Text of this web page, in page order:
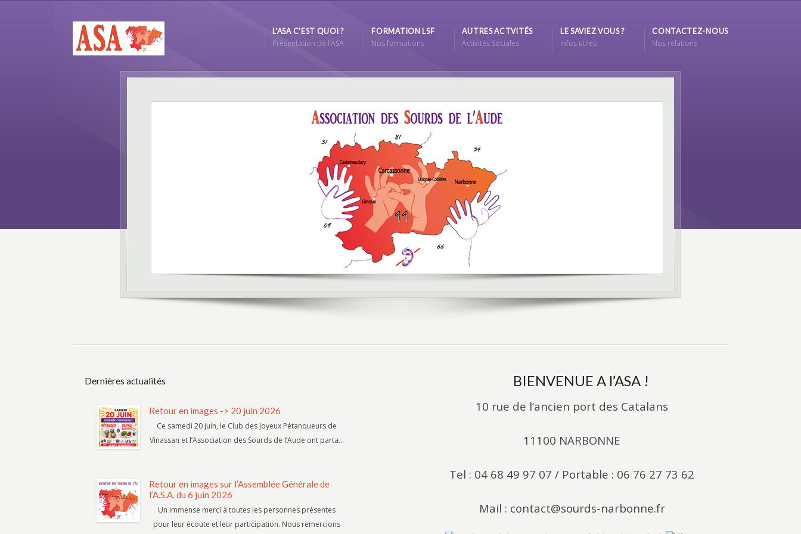
L’ASA C’EST QUOI ?
Présentation de l’ASA
FORMATION LSF
Nos formations
AUTRES ACTVITÉS
Activités Sociales
LE SAVIEZ VOUS ?
Infos utiles
CONTACTEZ-NOUS
Nos relations
Dernières actualités
Retour en images -> 20 juin 2026
Ce samedi 20 juin, le Club des Joyeux Pétanqueurs de
Vinassan et l’Association des Sourds de l’Aude ont parta...
Retour en images sur l’Assemblée Générale de
l’A.S.A. du 6 juin 2026
Un immense merci à toutes les personnes présentes
pour leur écoute et leur participation. Nous remercions
BIENVENUE A l’ASA !
10 rue de l’ancien port des Catalans
11100 NARBONNE
Tel : 04 68 49 97 07 / Portable : 06 76 27 73 62
Mail : contact@sourds-narbonne.fr